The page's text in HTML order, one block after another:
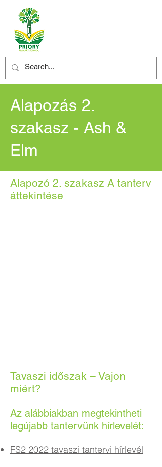
Alapozás 2.
szakasz - Ash &
Elm
Alapozó 2. szakasz A tanterv
áttekintése
Tavaszi időszak – Vajon
miért?
Az alábbiakban megtekintheti
legújabb tantervünk hírlevelét:
FS2 2022 tavaszi tantervi hírlevél